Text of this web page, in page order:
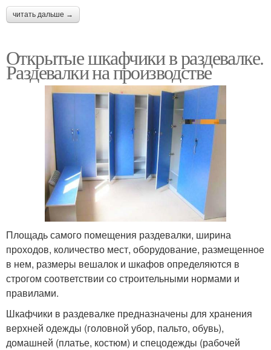
читать дальше →
Открытые шкафчики в раздевалке.
Раздевалки на производстве
Площадь самого помещения раздевалки, ширина
проходов, количество мест, оборудование, размещенное
в нем, размеры вешалок и шкафов определяются в
строгом соответствии со строительными нормами и
правилами.
Шкафчики в раздевалке предназначены для хранения
верхней одежды (головной убор, пальто, обувь),
домашней (платье, костюм) и спецодежды (рабочей